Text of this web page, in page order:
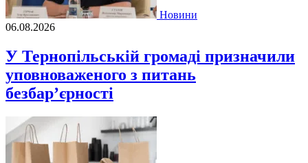
Новини
06.08.2026
У Тернопільській громаді призначили
уповноваженого з питань
безбар’єрності